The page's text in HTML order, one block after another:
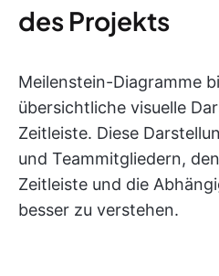
des Projekts
Meilenstein-Diagramme
übersichtliche visuelle
Zeitleiste. Diese
und Teammitgliedern,
Zeitleiste und die
besser zu verstehen.